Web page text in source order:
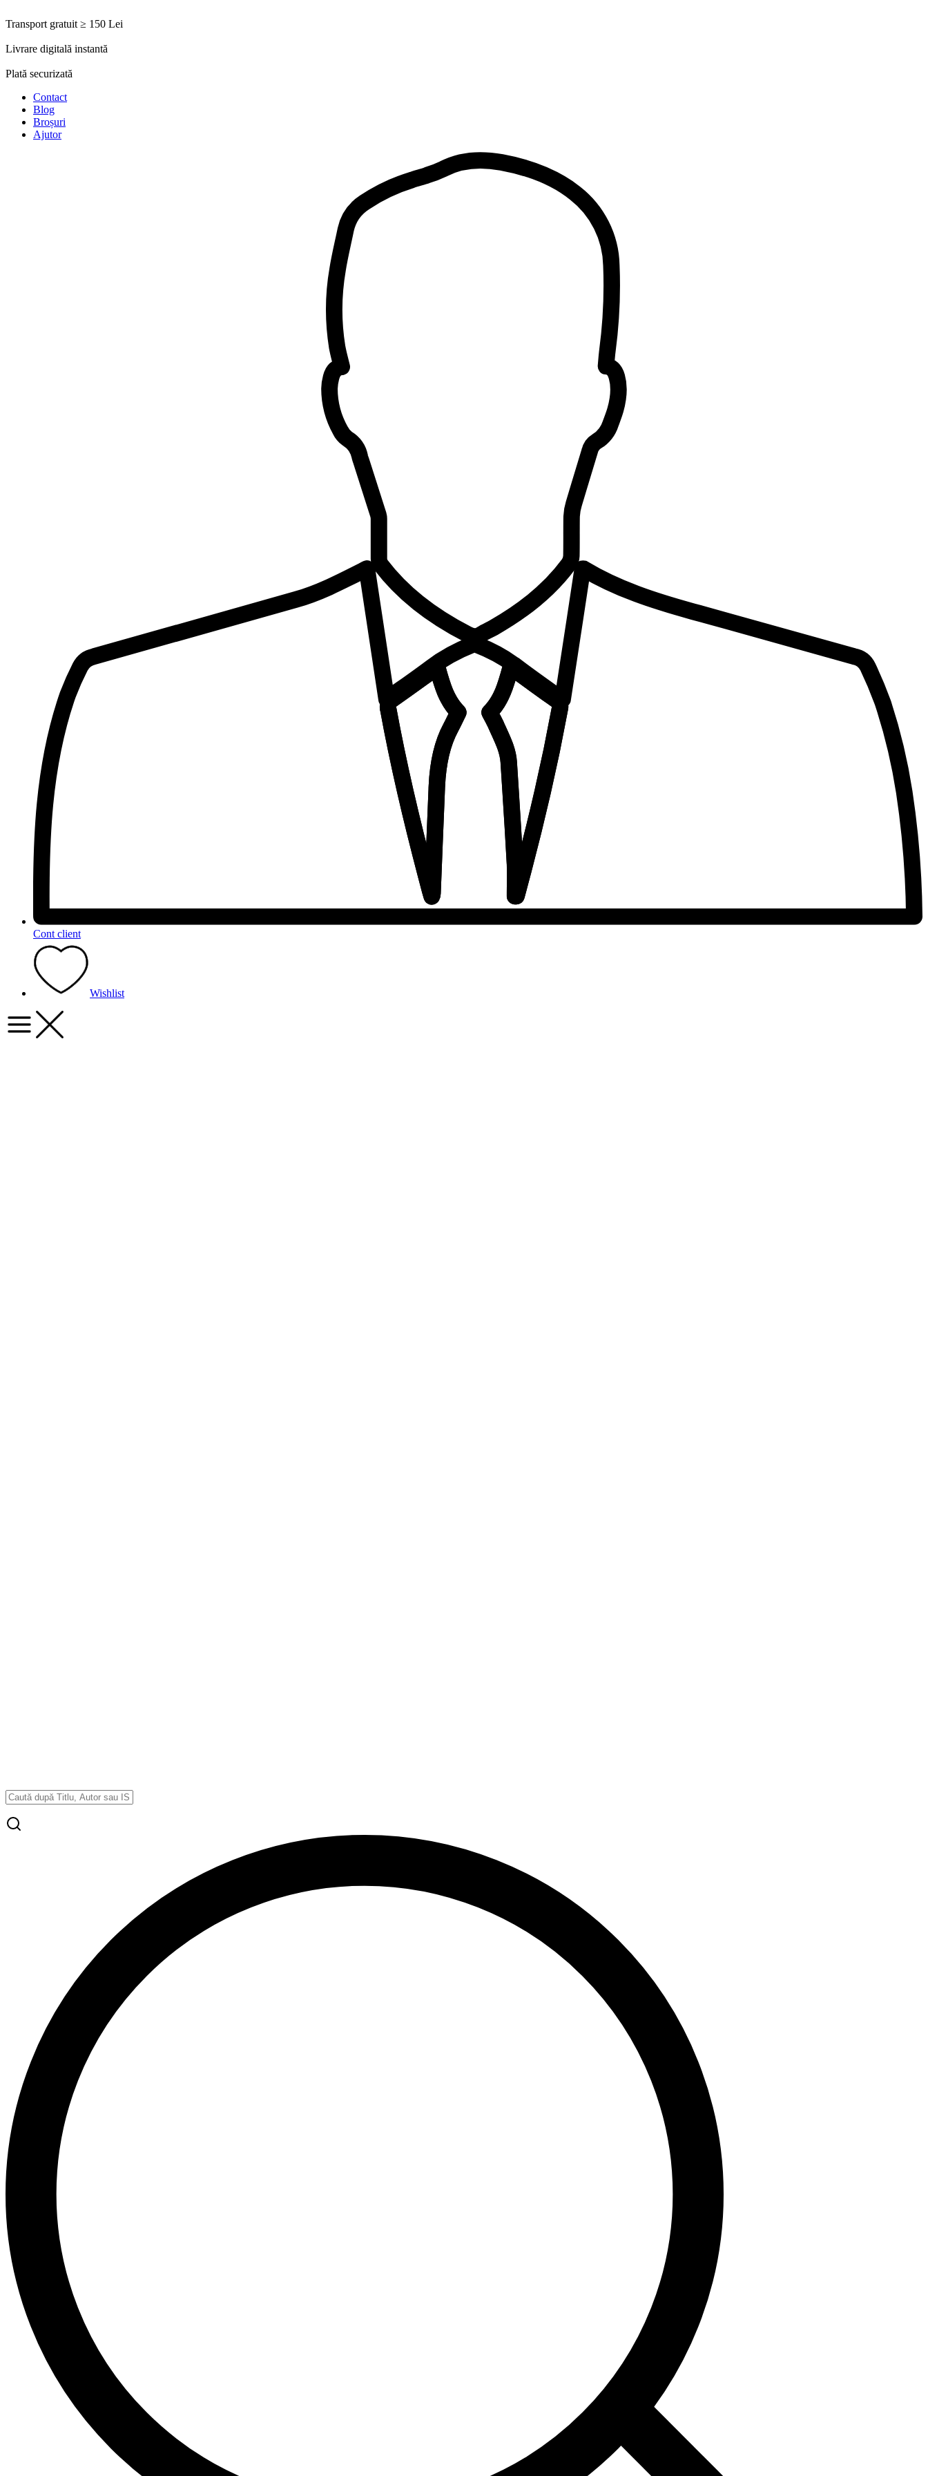
Transport gratuit ≥ 150 Lei
Livrare digitală instantă
Plată securizată
Contact
Blog
Broșuri
Ajutor
Cont client
Wishlist